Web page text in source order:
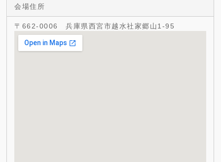
会場住所
〒662-0006 兵庫県西宮市越水社家郷山1-95